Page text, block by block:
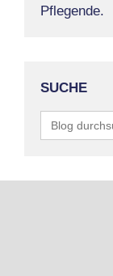
Pflegende.
SUCHE
for: